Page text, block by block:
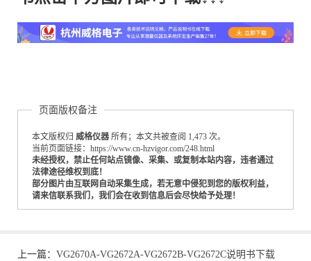
页面版权备注
本文版权归 威格仪器 所有；本文共被查阅 1,473 次。
当前页面链接：https://www.cn-hzvigor.com/248.html
未经授权，禁止任何站点镜像、采集、或复制本站内容，违者通过
法律途径维权到底！
部分图片由互联网自动采集生成，若无意中侵犯到您的版权利益，
请来信联系我们，我们会在收到信息后会尽快给予处理！
上一篇： VG2670A-VG2672A-VG2672B-VG2672C说明书下载